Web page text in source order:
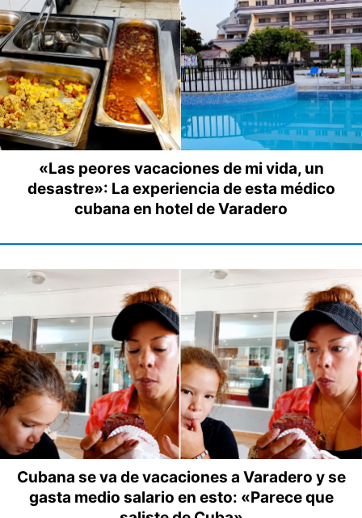
«Las peores vacaciones de mi vida, un
desastre»: La experiencia de esta médico
cubana en hotel de Varadero
Cubana se va de vacaciones a Varadero y se
gasta medio salario en esto: «Parece que